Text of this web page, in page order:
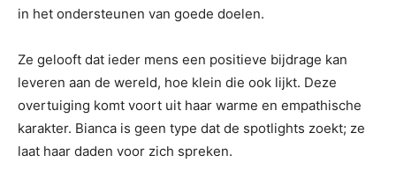
in het ondersteunen van goede doelen.
Ze gelooft dat ieder mens een positieve bijdrage kan
leveren aan de wereld, hoe klein die ook lijkt. Deze
overtuiging komt voort uit haar warme en empathische
karakter. Bianca is geen type dat de spotlights zoekt; ze
laat haar daden voor zich spreken.